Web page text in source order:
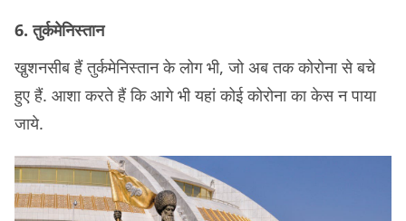
6. तुर्कमेनिस्तान
खु़शनसीब हैं तुर्कमेनिस्तान के लोग भी, जो अब तक कोरोना से बचे
हुए हैं. आशा करते हैं कि आगे भी यहां कोई कोरोना का केस न पाया
जाये.